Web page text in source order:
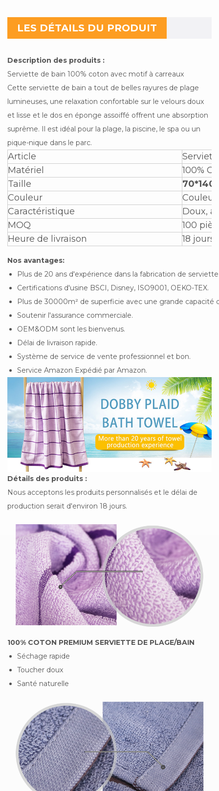
LES DÉTAILS DU PRODUIT
Description des produits :
Serviette de bain 100% coton avec motif à carreaux
Cette serviette de bain a tout de belles rayures de plage
lumineuses, une relaxation confortable sur le velours doux
et lisse et le dos en éponge assoiffé offrent une absorption
suprême. Il est idéal pour la plage, la piscine, le spa ou un
pique-nique dans le parc.
Article
Matériel
100%
Taille
70*140
Couleur
Caractéristique
Doux,
MOQ
100
Heure de livraison
18 jours
Nos avantages:
Plus de 20 ans d'expérience dans la fabrication de
Certifications d'usine BSCI, Disney, ISO9001, OEKO-TEX.
Plus de 30000m² de superficie avec une grande capacité
Soutenir l'assurance commerciale.
OEM&ODM sont les bienvenus.
Délai de livraison rapide.
Système de service de vente professionnel et bon.
Service Amazon Expédié par Amazon.
Détails des produits :
Nous acceptons les produits personnalisés et le délai de
production serait d'environ 18 jours.
100% COTON PREMIUM SERVIETTE DE PLAGE/BAIN
Séchage rapide
Toucher doux
Santé naturelle